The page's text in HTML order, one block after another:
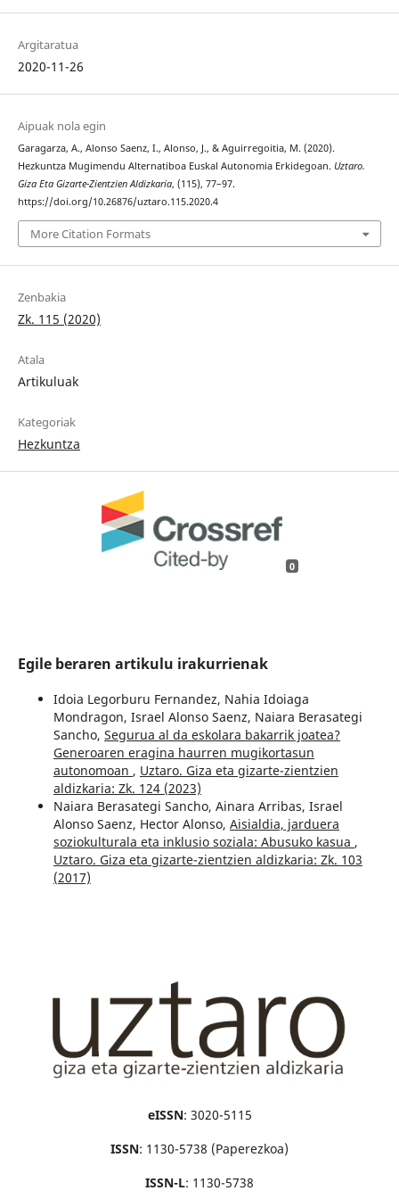
Argitaratua
2020-11-26
Aipuak nola egin
Garagarza, A., Alonso Saenz, I., Alonso, J., & Aguirregoitia, M. (2020).
Hezkuntza Mugimendu Alternatiboa Euskal Autonomia Erkidegoan. Uztaro.
Giza Eta Gizarte-Zientzien Aldizkaria, (115), 77–97.
https://doi.org/10.26876/uztaro.115.2020.4
More Citation Formats
Zenbakia
Zk. 115 (2020)
Atala
Artikuluak
Kategoriak
Hezkuntza
0
Egile beraren artikulu irakurrienak
Idoia Legorburu Fernandez, Nahia Idoiaga
Mondragon, Israel Alonso Saenz, Naiara Berasategi
Sancho, Segurua al da eskolara bakarrik joatea?
Generoaren eragina haurren mugikortasun
autonomoan , Uztaro. Giza eta gizarte-zientzien
aldizkaria: Zk. 124 (2023)
Naiara Berasategi Sancho, Ainara Arribas, Israel
Alonso Saenz, Hector Alonso, Aisialdia, jarduera
soziokulturala eta inklusio soziala: Abusuko kasua ,
Uztaro. Giza eta gizarte-zientzien aldizkaria: Zk. 103
(2017)
eISSN: 3020-5115
ISSN: 1130-5738 (Paperezkoa)
ISSN-L: 1130-5738